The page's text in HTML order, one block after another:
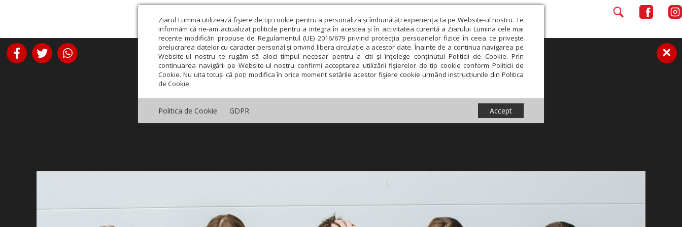
Ziarul Lumina utilizează fişiere de tip cookie pentru a personaliza și îmbunătăți experiența ta pe Website-ul nostru. Te
informăm că ne-am actualizat politicile pentru a integra în acestea și în activitatea curentă a Ziarului Lumina cele mai
recente modificări propuse de Regulamentul (UE) 2016/679 privind protecția persoanelor fizice în ceea ce privește
prelucrarea datelor cu caracter personal și privind libera circulație a acestor date. Înainte de a continua navigarea pe
Website-ul nostru te rugăm să aloci timpul necesar pentru a citi și înțelege conținutul Politicii de Cookie. Prin
continuarea navigării pe Website-ul nostru confirmi acceptarea utilizării fişierelor de tip cookie conform Politicii de
Cookie. Nu uita totuși că poți modifica în orice moment setările acestor fişiere cookie urmând instrucțiunile din Politica
de Cookie.
Politica de Cookie GDPR Accept
×